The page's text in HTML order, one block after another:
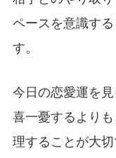
ペースを意識す
す。
今日の恋愛運を
喜一憂するより
理することが大切